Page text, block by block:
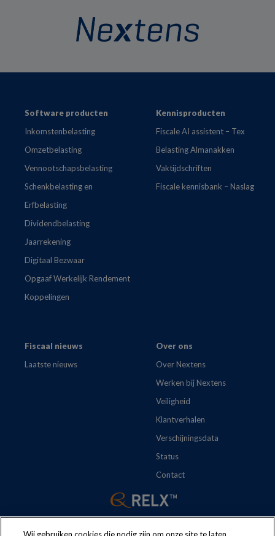
FooterSoftware producten
Inkomstenbelasting
Omzetbelasting
Vennootschapsbelasting
Schenkbelasting en
Erfbelasting
Dividendbelasting
Jaarrekening
Digitaal Bezwaar
Opgaaf Werkelijk Rendement
Koppelingen
Kennisproducten
Fiscale AI assistent – Tex
Belasting Almanakken
Vaktijdschriften
Fiscale kennisbank – Naslag
Fiscaal nieuws
Laatste nieuws
Over ons
Over Nextens
Werken bij Nextens
Veiligheid
Klantverhalen
Verschijningsdata
Status
Contact